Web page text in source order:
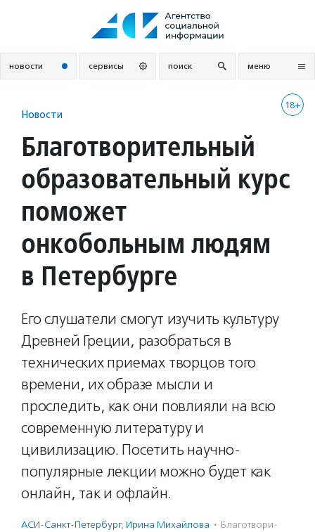
новости сервисы поиск меню
18+
Новости
Благотворительный
образовательный курс
поможет
онкобольным людям
в Петербурге
Его слушатели смогут изучить культуру
Древней Греции, разобраться в
технических приемах творцов того
времени, их образе мысли и
проследить, как они повлияли на всю
современную литературу и
цивилизацию. Посетить научно-
популярные лекции можно будет как
онлайн, так и офлайн.
АСИ-Санкт-Петербург, Ирина Михайлова · Благотвори­